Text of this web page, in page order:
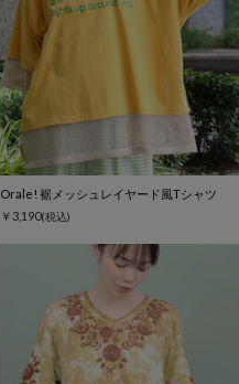
Orale! 裾メッシュレイヤード風Tシャツ
￥3,190(税込)